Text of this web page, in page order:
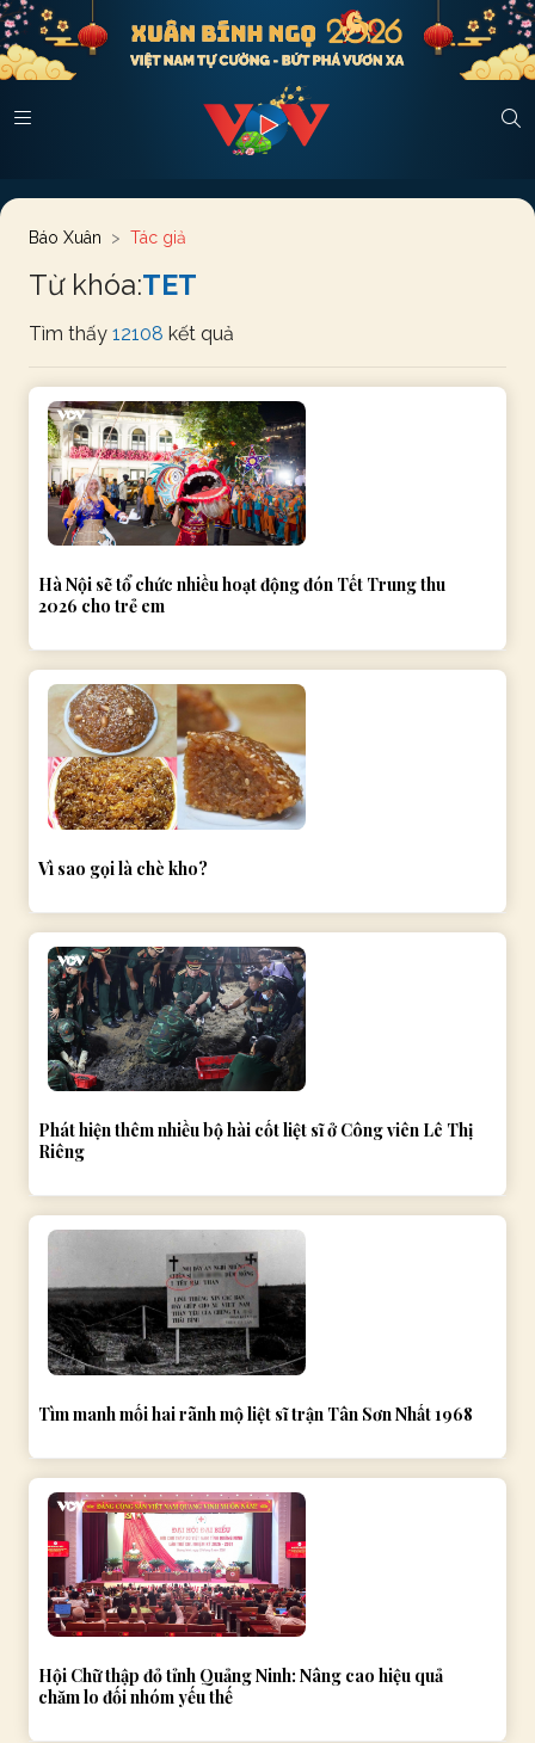
Báo Xuân Tác giả
Từ khóa:TET
Tìm thấy 12108 kết quả
Hà Nội sẽ tổ chức nhiều hoạt động đón Tết Trung thu
2026 cho trẻ em
Vì sao gọi là chè kho?
Phát hiện thêm nhiều bộ hài cốt liệt sĩ ở Công viên Lê Thị
Riêng
Tìm manh mối hai rãnh mộ liệt sĩ trận Tân Sơn Nhất 1968
Hội Chữ thập đỏ tỉnh Quảng Ninh: Nâng cao hiệu quả
chăm lo đối nhóm yếu thế